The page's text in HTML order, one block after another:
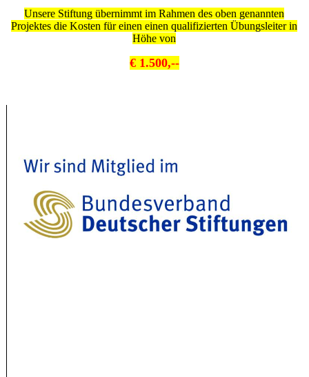
Unsere Stiftung übernimmt im Rahmen des oben genannten
Projektes die Kosten für einen einen qualifizierten Übungsleiter in
Höhe von
€ 1.500,--